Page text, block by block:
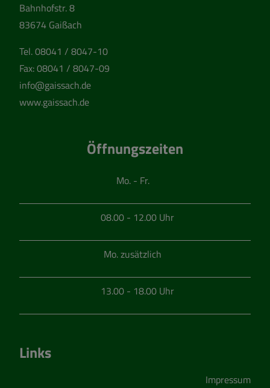
Bahnhofstr. 8
83674 Gaißach
Tel.08041 / 8047-10
Fax:08041 / 8047-09
info@gaissach.de
www.gaissach.de
Öffnungszeiten
Mo. - Fr.
08.00 - 12.00 Uhr
Mo. zusätzlich
13.00 - 18.00 Uhr
Links
Impressum